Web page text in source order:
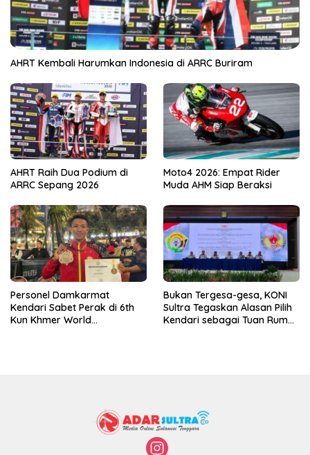
AHRT Kembali Harumkan Indonesia di ARRC Buriram
AHRT Raih Dua Podium di
ARRC Sepang 2026
Moto4 2026: Empat Rider
Muda AHM Siap Beraksi
Personel Damkarmat
Kendari Sabet Perak di 6th
Kun Khmer World
Bukan Tergesa-gesa, KONI
Sultra Tegaskan Alasan Pilih
Kendari sebagai Tuan Rumah